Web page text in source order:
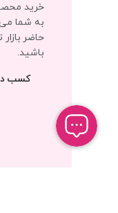
خرید
به شما
حاضر
باشید.
کسب در